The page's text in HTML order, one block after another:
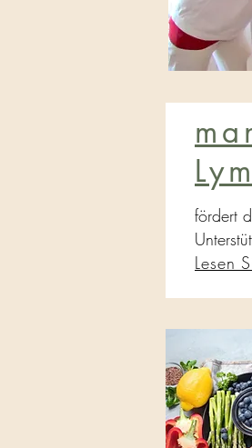
fördert
Lesen